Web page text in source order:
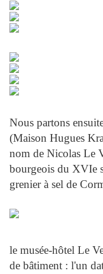
Nous partons
(Maison Hugues
nom de Nicolas Le
bourgeois du XVIe
grenier à sel de
le musée-hôtel Le
de bâtiment : l'un